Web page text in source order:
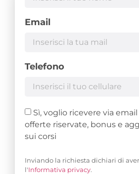
Email
Telefono
Sì, voglio ricevere via
offerte riservate, bonus e
sui corsi
Inviando la richiesta dichiari di
l'Informativa privacy.